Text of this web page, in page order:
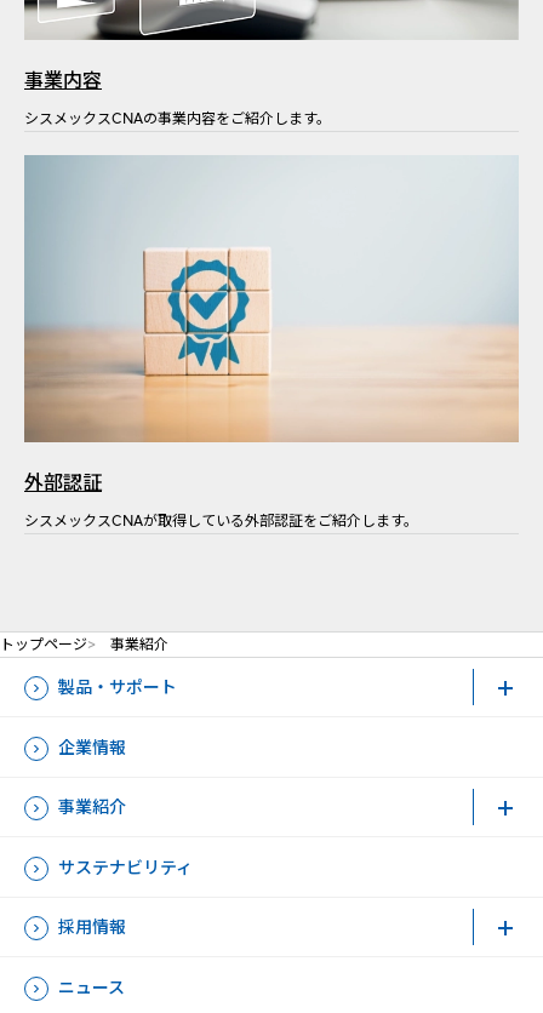
事業内容
シスメックスCNAの事業内容をご紹介します。
外部認証
シスメックスCNAが取得している外部認証をご紹介します。
トップページ 事業紹介
製品・サポート
企業情報
事業紹介
サステナビリティ
採用情報
ニュース